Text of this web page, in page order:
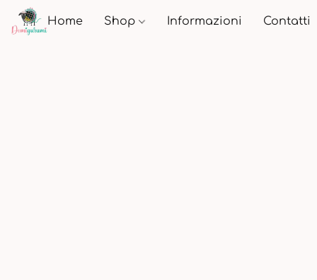
Home Shop Informazioni Contatti